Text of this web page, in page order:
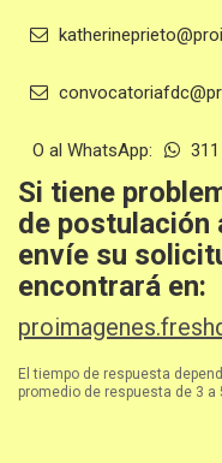
O al WhatsApp:
Si tiene
de postulación
envíe su
encontrará en:
El tiempo de respuesta
promedio de respuesta de 3